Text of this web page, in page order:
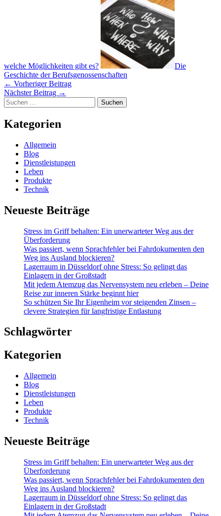
welche Möglichkeiten gibt es?
Die
Geschichte der Berufsgenossenschaften
← Vorheriger Beitrag
Nächster Beitrag →
Suchen
nach:
Kategorien
Allgemein
Blog
Dienstleistungen
Leben
Produkte
Technik
Neueste Beiträge
Stress im Griff behalten: Ein unerwarteter Weg aus der
Überforderung
Was passiert, wenn Sprachfehler bei Fahrdokumenten den
Weg ins Ausland blockieren?
Lagerraum in Düsseldorf ohne Stress: So gelingt das
Einlagern in der Großstadt
Mit jedem Atemzug das Nervensystem neu erleben – Deine
Reise zur inneren Stärke beginnt hier
So schützen Sie Ihr Eigenheim vor steigenden Zinsen –
clevere Strategien für langfristige Entlastung
Schlagwörter
Kategorien
Allgemein
Blog
Dienstleistungen
Leben
Produkte
Technik
Neueste Beiträge
Stress im Griff behalten: Ein unerwarteter Weg aus der
Überforderung
Was passiert, wenn Sprachfehler bei Fahrdokumenten den
Weg ins Ausland blockieren?
Lagerraum in Düsseldorf ohne Stress: So gelingt das
Einlagern in der Großstadt